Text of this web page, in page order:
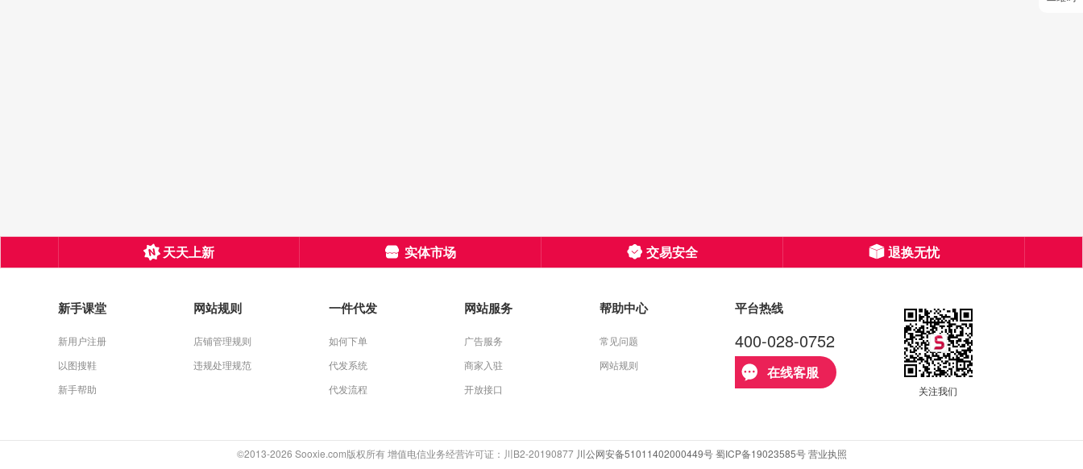
天天上新 实体市场 交易安全 退换无忧
新手课堂
新用户注册
以图搜鞋
新手帮助
网站规则
店铺管理规则
违规处理规范
一件代发
如何下单
代发系统
代发流程
网站服务
广告服务
商家入驻
开放接口
帮助中心
常见问题
网站规则
平台热线
400-028-0752
在线客服
关注我们
©2013-2026 Sooxie.com版权所有 增值电信业务经营许可证：川B2-20190877 川公网安备51011402000449号 蜀ICP备19023585号 营业执照